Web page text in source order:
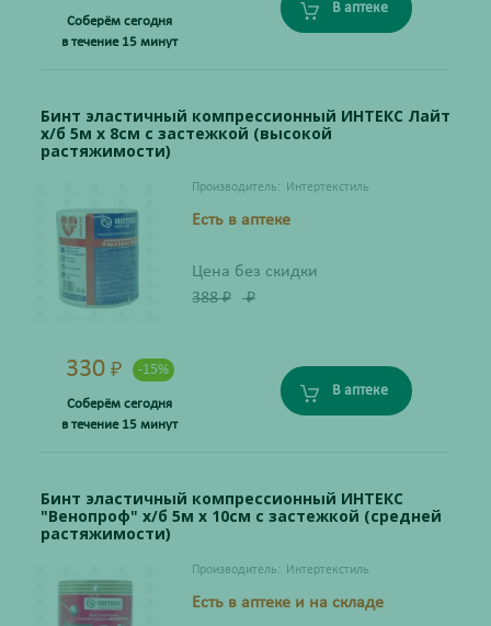
Соберём сегодня
в течение 15 минут
В аптеке
Бинт эластичный компрессионный ИНТЕКС Лайт
х/б 5м х 8см с застежкой (высокой
растяжимости)
Производитель: Интертекстиль
Есть в аптеке
Цена без скидки
388₽ ₽
330 ₽ -15%
Соберём сегодня
в течение 15 минут
В аптеке
Бинт эластичный компрессионный ИНТЕКС
"Венопроф" х/б 5м х 10см с застежкой (средней
растяжимости)
Производитель: Интертекстиль
Есть в аптеке и на складе